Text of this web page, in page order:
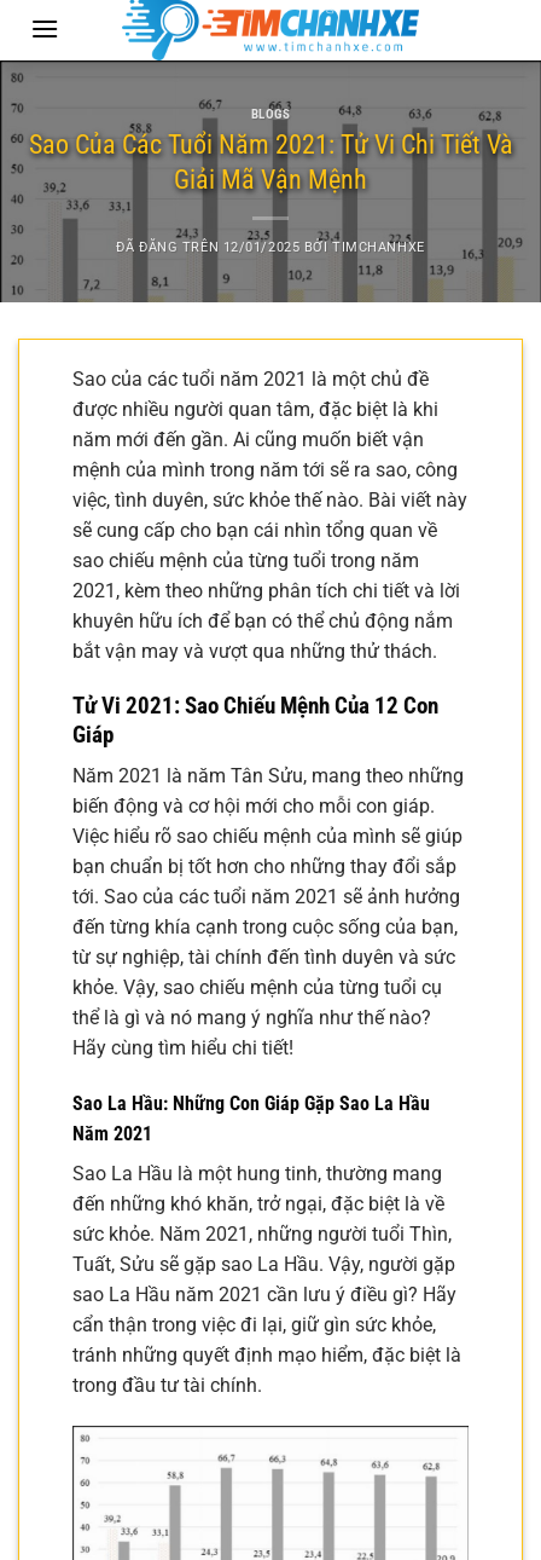
nội
dung
BLOGS
Sao Của Các Tuổi Năm 2021: Tử Vi Chi Tiết Và
Giải Mã Vận Mệnh
ĐÃ ĐĂNG TRÊN 12/01/2025 BỞITIMCHANHXE
Sao của các tuổi năm 2021 là một chủ đề
được nhiều người quan tâm, đặc biệt là khi
năm mới đến gần. Ai cũng muốn biết vận
mệnh của mình trong năm tới sẽ ra sao, công
việc, tình duyên, sức khỏe thế nào. Bài viết này
sẽ cung cấp cho bạn cái nhìn tổng quan về
sao chiếu mệnh của từng tuổi trong năm
2021, kèm theo những phân tích chi tiết và lời
khuyên hữu ích để bạn có thể chủ động nắm
bắt vận may và vượt qua những thử thách.
Tử Vi 2021: Sao Chiếu Mệnh Của 12 Con
Giáp
Năm 2021 là năm Tân Sửu, mang theo những
biến động và cơ hội mới cho mỗi con giáp.
Việc hiểu rõ sao chiếu mệnh của mình sẽ giúp
bạn chuẩn bị tốt hơn cho những thay đổi sắp
tới. Sao của các tuổi năm 2021 sẽ ảnh hưởng
đến từng khía cạnh trong cuộc sống của bạn,
từ sự nghiệp, tài chính đến tình duyên và sức
khỏe. Vậy, sao chiếu mệnh của từng tuổi cụ
thể là gì và nó mang ý nghĩa như thế nào?
Hãy cùng tìm hiểu chi tiết!
Sao La Hầu: Những Con Giáp Gặp Sao La Hầu
Năm 2021
Sao La Hầu là một hung tinh, thường mang
đến những khó khăn, trở ngại, đặc biệt là về
sức khỏe. Năm 2021, những người tuổi Thìn,
Tuất, Sửu sẽ gặp sao La Hầu. Vậy, người gặp
sao La Hầu năm 2021 cần lưu ý điều gì? Hãy
cẩn thận trong việc đi lại, giữ gìn sức khỏe,
tránh những quyết định mạo hiểm, đặc biệt là
trong đầu tư tài chính.